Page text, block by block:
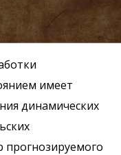
имеет
динамических
прогнозируемого